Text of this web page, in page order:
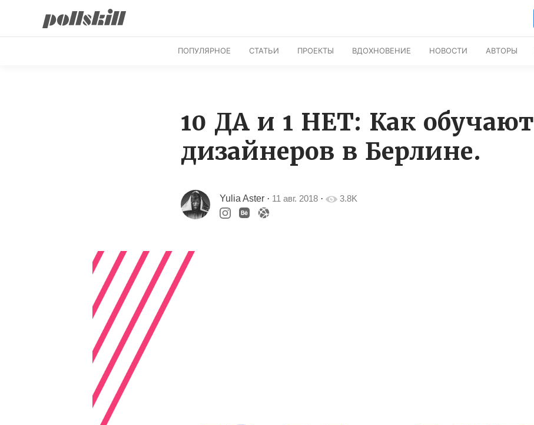
ПОПУЛЯРНОЕ СТАТЬИ ПРОЕКТЫ ВДОХНОВЕНИЕ НОВОСТИ АВТОРЫ
10 ДА и 1 НЕТ: Как обучают
дизайнеров в Берлине.
Yulia Aster· 11 авг. 2018· 3.8K